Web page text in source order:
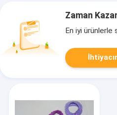
Zaman
En iyi ürünlerle